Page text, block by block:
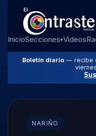
InicioSecciones▾Videos
Boletín diario — recibe
NARIÑO